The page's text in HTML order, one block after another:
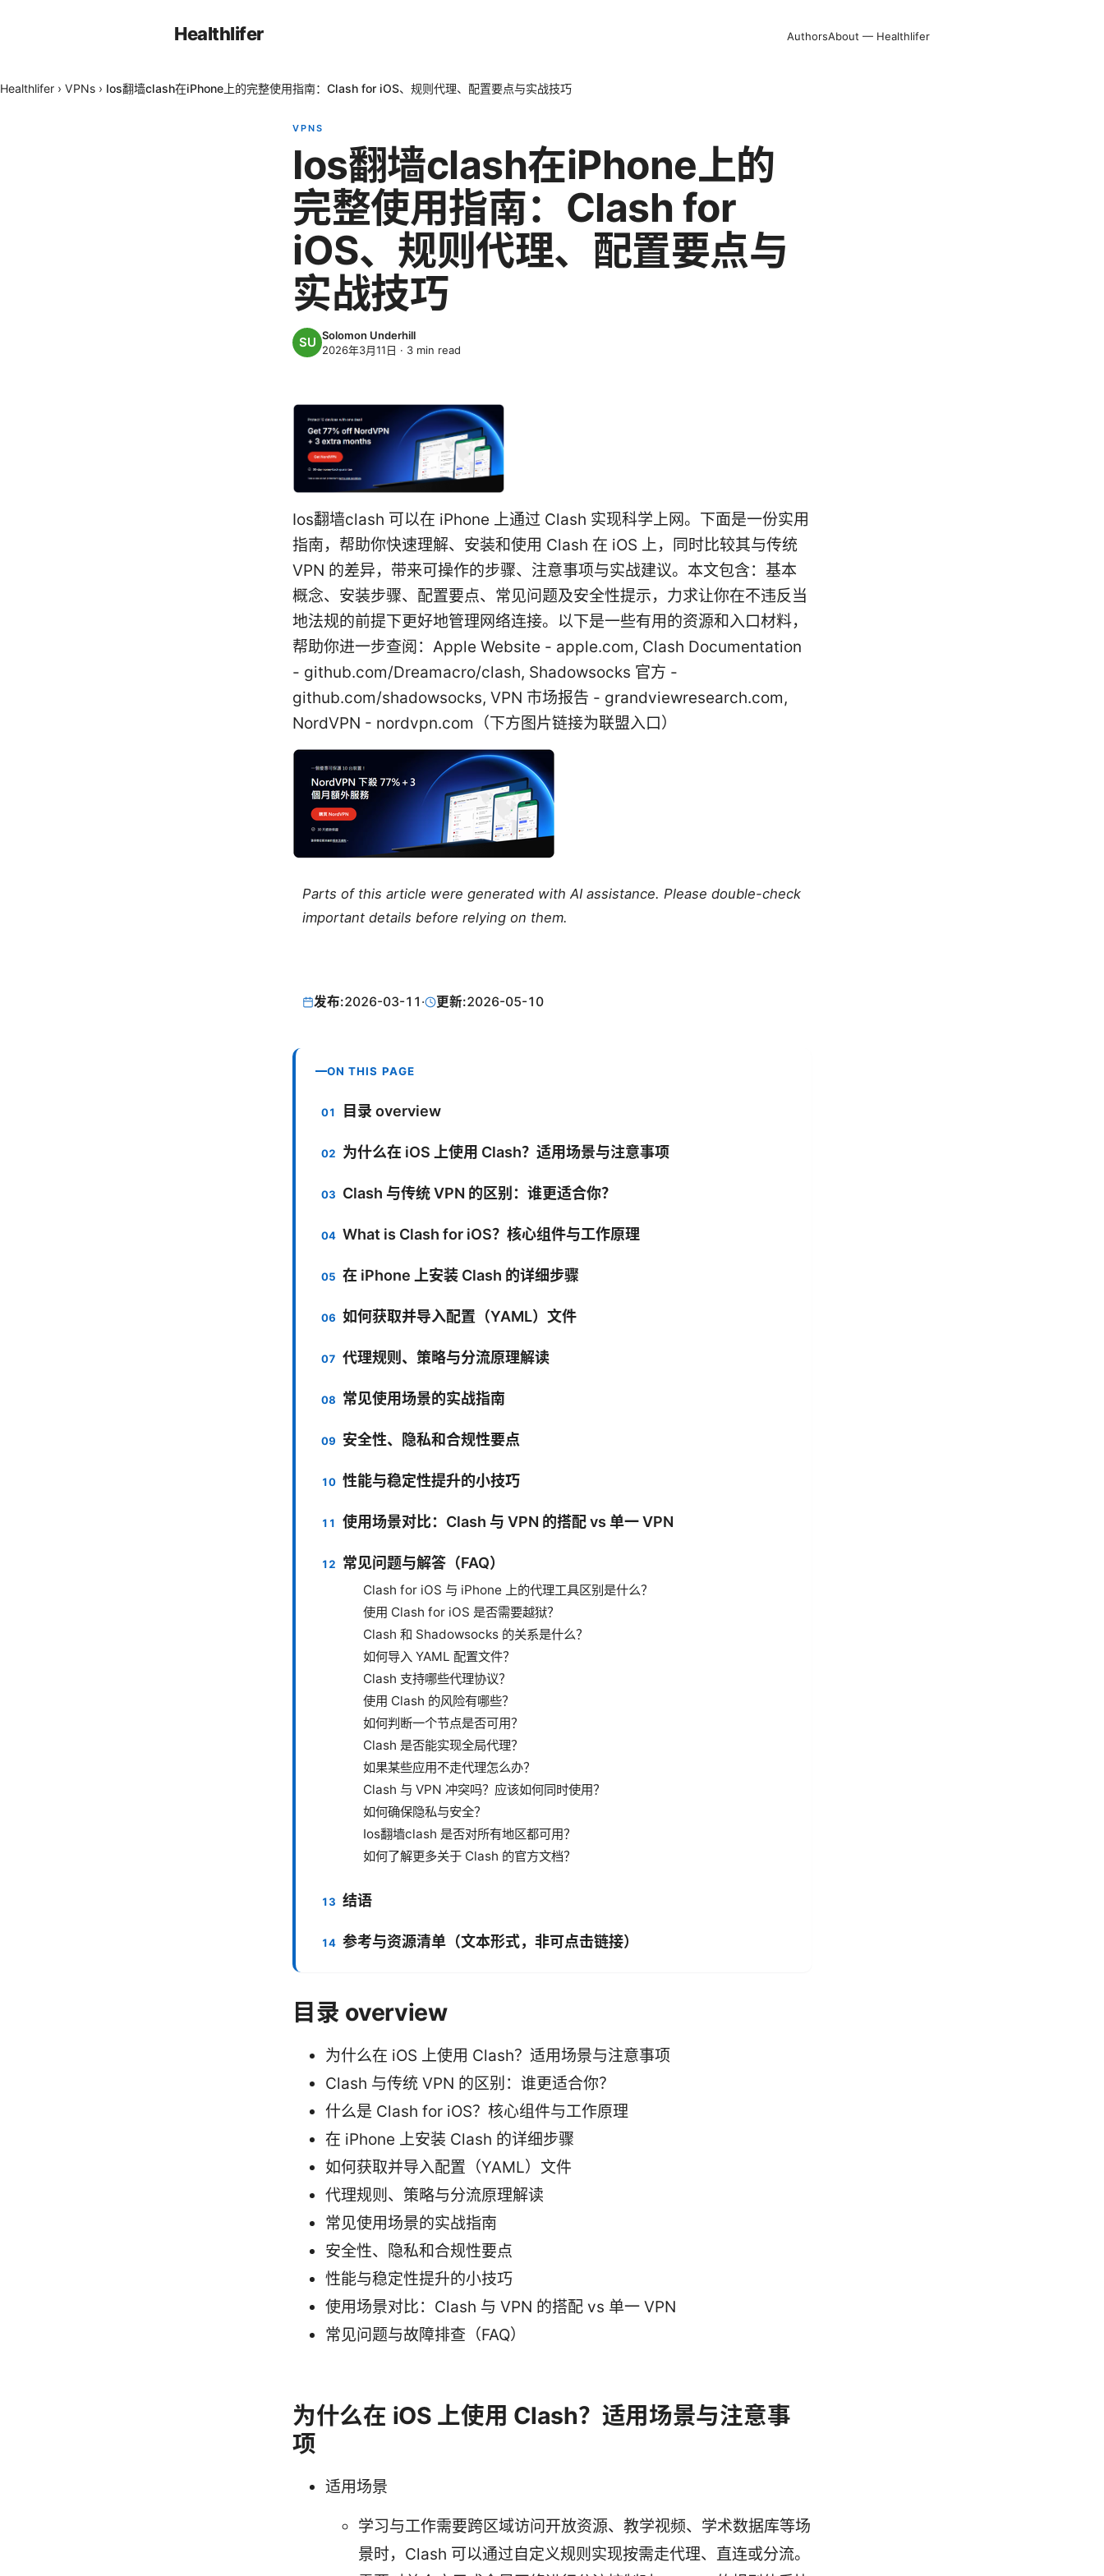
Healthlifer AuthorsAbout — Healthlifer
Healthlifer › VPNs › Ios翻墙clash在iPhone上的完整使用指南：Clash for iOS、规则代理、配置要点与实战技巧
VPNS
Ios翻墙clash在iPhone上的
完整使用指南：Clash for
iOS、规则代理、配置要点与
实战技巧
Solomon Underhill
2026年3月11日 · 3 min read
Ios翻墙clash 可以在 iPhone 上通过 Clash 实现科学上网。下面是一份实用
指南，帮助你快速理解、安装和使用 Clash 在 iOS 上，同时比较其与传统
VPN 的差异，带来可操作的步骤、注意事项与实战建议。本文包含：基本
概念、安装步骤、配置要点、常见问题及安全性提示，力求让你在不违反当
地法规的前提下更好地管理网络连接。以下是一些有用的资源和入口材料，
帮助你进一步查阅：Apple Website - apple.com, Clash Documentation
- github.com/Dreamacro/clash, Shadowsocks 官方 -
github.com/shadowsocks, VPN 市场报告 - grandviewresearch.com,
NordVPN - nordvpn.com（下方图片链接为联盟入口）
Parts of this article were generated with AI assistance. Please double-check
important details before relying on them.
发布:2026-03-11 · 更新:2026-05-10
ON THIS PAGE
目录 overview
为什么在 iOS 上使用 Clash？适用场景与注意事项
Clash 与传统 VPN 的区别：谁更适合你？
What is Clash for iOS？核心组件与工作原理
在 iPhone 上安装 Clash 的详细步骤
如何获取并导入配置（YAML）文件
代理规则、策略与分流原理解读
常见使用场景的实战指南
安全性、隐私和合规性要点
性能与稳定性提升的小技巧
使用场景对比：Clash 与 VPN 的搭配 vs 单一 VPN
常见问题与解答（FAQ）
Clash for iOS 与 iPhone 上的代理工具区别是什么？
使用 Clash for iOS 是否需要越狱？
Clash 和 Shadowsocks 的关系是什么？
如何导入 YAML 配置文件？
Clash 支持哪些代理协议？
使用 Clash 的风险有哪些？
如何判断一个节点是否可用？
Clash 是否能实现全局代理？
如果某些应用不走代理怎么办？
Clash 与 VPN 冲突吗？应该如何同时使用？
如何确保隐私与安全？
Ios翻墙clash 是否对所有地区都可用？
如何了解更多关于 Clash 的官方文档？
结语
参考与资源清单（文本形式，非可点击链接）
目录 overview
为什么在 iOS 上使用 Clash？适用场景与注意事项
Clash 与传统 VPN 的区别：谁更适合你？
什么是 Clash for iOS？核心组件与工作原理
在 iPhone 上安装 Clash 的详细步骤
如何获取并导入配置（YAML）文件
代理规则、策略与分流原理解读
常见使用场景的实战指南
安全性、隐私和合规性要点
性能与稳定性提升的小技巧
使用场景对比：Clash 与 VPN 的搭配 vs 单一 VPN
常见问题与故障排查（FAQ）
为什么在 iOS 上使用 Clash？适用场景与注意事
项
适用场景
学习与工作需要跨区域访问开放资源、教学视频、学术数据库等场
景时，Clash 可以通过自定义规则实现按需走代理、直连或分流。